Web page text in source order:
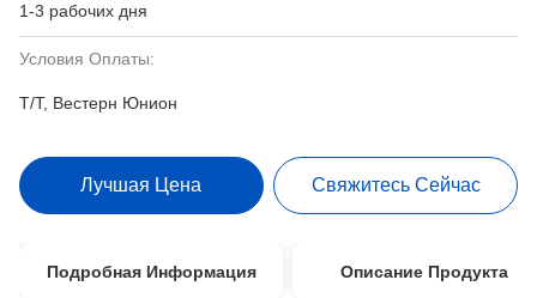
1-3 рабочих дня
Условия Оплаты:
Т/Т, Вестерн Юнион
Лучшая Цена Свяжитесь Сейчас
Подробная Информация Описание Продукта